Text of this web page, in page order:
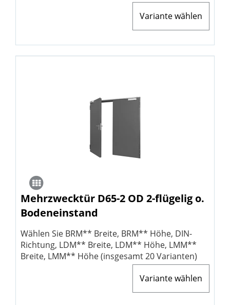
Variante wählen
Mehrzwecktür D65-2 OD 2-flügelig o.
Bodeneinstand
Wählen Sie BRM** Breite, BRM** Höhe, DIN-
Richtung, LDM** Breite, LDM** Höhe, LMM**
Breite, LMM** Höhe (insgesamt 20 Varianten)
Variante wählen